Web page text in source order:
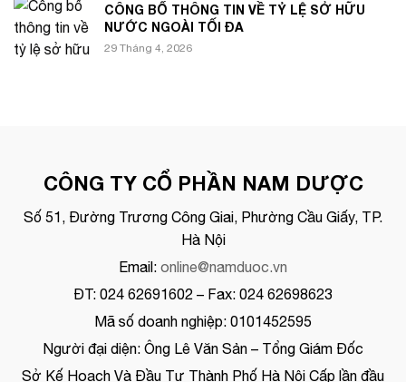
CÔNG BỐ THÔNG TIN VỀ TỶ LỆ SỞ HỮU
NƯỚC NGOÀI TỐI ĐA
29 Tháng 4, 2026
CÔNG TY CỔ PHẦN NAM DƯỢC
Số 51, Đường Trương Công Giai, Phường Cầu Giấy, TP.
Hà Nội
Email: online@namduoc.vn
ĐT: 024 62691602 – Fax: 024 62698623
Mã số doanh nghiệp: 0101452595
Người đại diện: Ông Lê Văn Sản – Tổng Giám Đốc
Sở Kế Hoạch Và Đầu Tư Thành Phố Hà Nội Cấp lần đầu